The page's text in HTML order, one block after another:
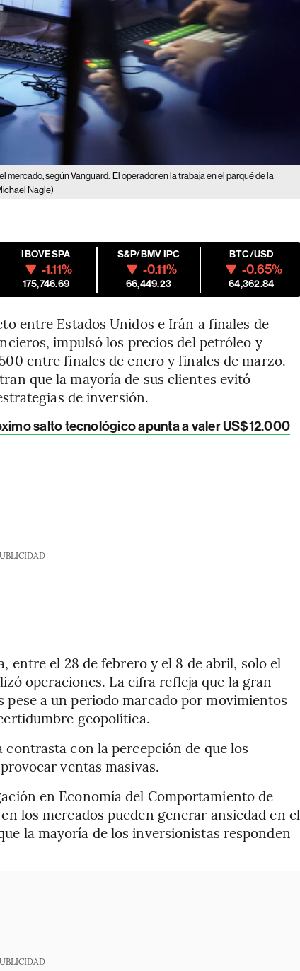
mercado, según Vanguard. El operador en la trabaja en el parqué de la
Nagle)
IBOVESPA
-1.11%
175,746.69
S&P/BMV IPC
-0.11%
66,449.23
BTC/USD
-0.65%
64,362.84
entre Estados Unidos e Irán a finales de
impulsó los precios del petróleo y
entre finales de enero y finales de marzo.
que la mayoría de sus clientes evitó
de inversión.
salto tecnológico apunta a valer US$12.000
entre el 28 de febrero y el 8 de abril, solo el
operaciones. La cifra refleja que la gran
a un periodo marcado por movimientos
geopolítica.
con la percepción de que los
ventas masivas.
en Economía del Comportamiento de
los mercados pueden generar ansiedad en el
la mayoría de los inversionistas responden